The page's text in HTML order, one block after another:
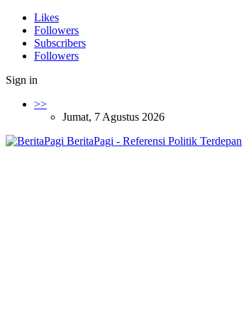
Likes
Followers
Subscribers
Followers
Sign in
>>
Jumat, 7 Agustus 2026
BeritaPagi - Referensi Politik Terdepan